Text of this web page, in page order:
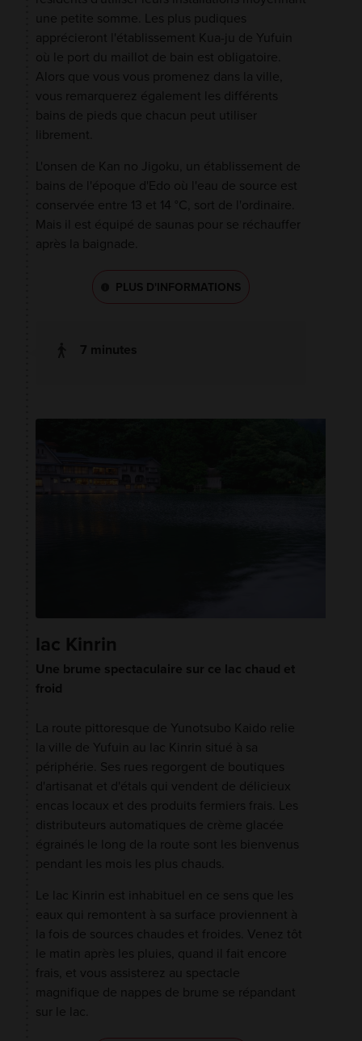
une petite somme. Les plus pudiques
apprécieront l'établissement Kua-ju de Yufuin
où le port du maillot de bain est obligatoire.
Alors que vous vous promenez dans la ville,
vous remarquerez également les différents
bains de pieds que chacun peut utiliser
librement.
L'onsen de Kan no Jigoku, un établissement de
bains de l'époque d'Edo où l'eau de source est
conservée entre 13 et 14 °C, sort de l'ordinaire.
Mais il est équipé de saunas pour se réchauffer
après la baignade.
PLUS D'INFORMATIONS
7 minutes
lac Kinrin
Une brume spectaculaire sur ce lac chaud et
froid
La route pittoresque de Yunotsubo Kaido relie
la ville de Yufuin au lac Kinrin situé à sa
périphérie. Ses rues regorgent de boutiques
d'artisanat et d'étals qui vendent de délicieux
encas locaux et des produits fermiers frais. Les
distributeurs automatiques de crème glacée
égrainés le long de la route sont les bienvenus
pendant les mois les plus chauds.
Le lac Kinrin est inhabituel en ce sens que les
eaux qui remontent à sa surface proviennent à
la fois de sources chaudes et froides. Venez tôt
le matin après les pluies, quand il fait encore
frais, et vous assisterez au spectacle
magnifique de nappes de brume se répandant
sur le lac.